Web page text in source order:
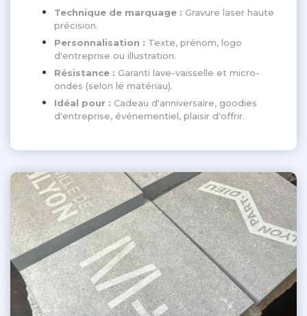
Technique de marquage : Gravure laser haute
précision.
Personnalisation : Texte, prénom, logo
d'entreprise ou illustration.
Résistance : Garanti lave-vaisselle et micro-
ondes (selon le matériau).
Idéal pour : Cadeau d'anniversaire, goodies
d'entreprise, événementiel, plaisir d'offrir.